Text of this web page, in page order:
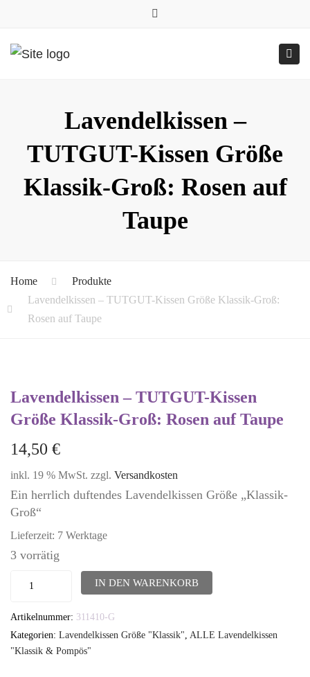
0157.77545786
Submit
Lavendelkissen –
TUTGUT-Kissen Größe
Klassik-Groß: Rosen auf
Taupe
Home
Produkte
Lavendelkissen – TUTGUT-Kissen Größe Klassik-Groß:
Rosen auf Taupe
Lavendelkissen – TUTGUT-Kissen
Größe Klassik-Groß: Rosen auf Taupe
14,50 €
inkl. 19 % MwSt. zzgl. Versandkosten
Ein herrlich duftendes Lavendelkissen Größe „Klassik-
Groß“
Lieferzeit: 7 Werktage
3 vorrätig
Lavendelkissen
TUTGUT-
Kissen
IN DEN WARENKORB
Artikelnummer: 311410-G
Kategorien: Lavendelkissen Größe "Klassik" ALLE Lavendelkissen
"Klassik & Pompös"